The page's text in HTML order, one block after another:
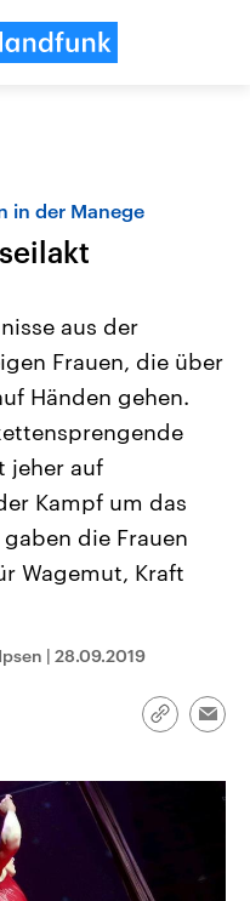
Aktuelle Beiträge,
Hintergründe
Wirtschaftlich und
gehören die Vereinigten
den mächtigsten Ländern
mit großem Einfluss auf
in der Manege
aus der
Frauen, die über
Händen gehen.
jeher auf
Kampf um das
die Frauen
Wagemut, Kraft
| 28.09.2019
Link